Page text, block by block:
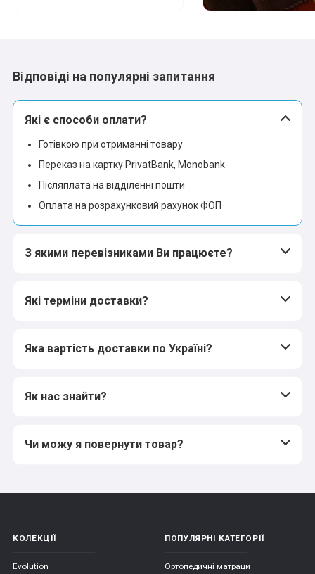
Відповіді на популярні запитання
Які є способи оплати?
Готівкою при отриманні товару
Переказ на картку PrivatBank, Monobank
Післяплата на відділенні пошти
Оплата на розрахунковий рахунок ФОП
З якими перевізниками Ви працюєте?
Які терміни доставки?
Яка вартість доставки по Україні?
Як нас знайти?
Чи можу я повернути товар?
КОЛЕКЦІЇ
Evolution
ПОПУЛЯРНІ КАТЕГОРІЇ
Ортопедичні матраци